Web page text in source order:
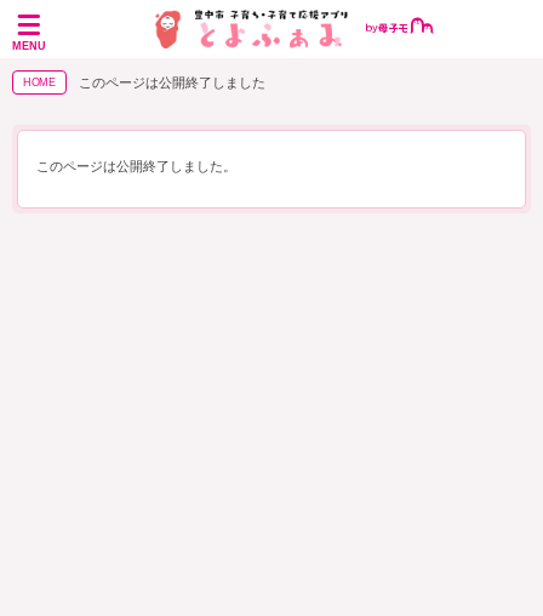
MENU
HOME このページは公開終了しました
このページは公開終了しました。